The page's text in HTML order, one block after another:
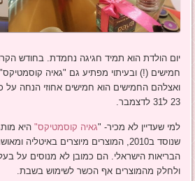
יום הולדת הוא תמיד חגיגה נחמדת. בחודש
חמישים (!) ובעיתוי מפתיע גם "גאיה קוסמטיקס"
ואצלהם החמישים הוא חמישים אחוזי הנחה על
23 ל31 לדצמבר.
למי שעדיין לא מכיר- "גאיה קוסמטיקס" היא
שנוסד ב2010, המוצרים מיוצרים
הבריאות הישראלי. הם כמובן לא מנוסים על
ולחלק מהמוצרים אף הכשר לשימוש בשבת.